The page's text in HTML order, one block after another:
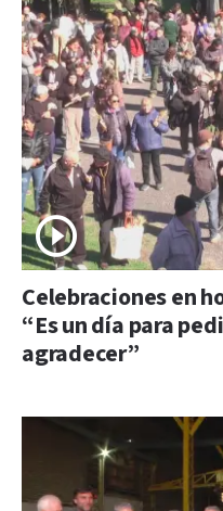
Celebraciones en
“Es un día para
agradecer”